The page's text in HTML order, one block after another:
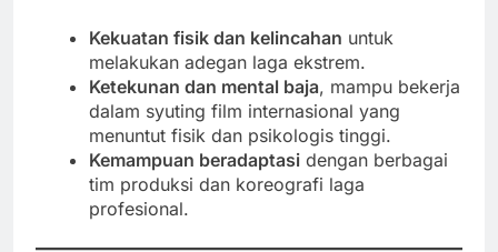
Kekuatan fisik dan kelincahan untuk
melakukan adegan laga ekstrem.
Ketekunan dan mental baja, mampu bekerja
dalam syuting film internasional yang
menuntut fisik dan psikologis tinggi.
Kemampuan beradaptasi dengan berbagai
tim produksi dan koreografi laga
profesional.